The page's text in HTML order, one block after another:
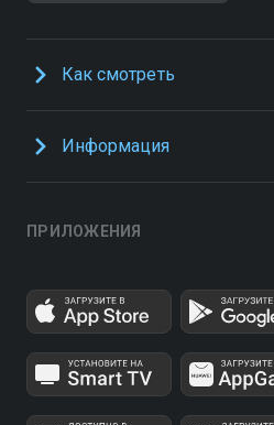
Как смотреть
Информация
ПРИЛОЖЕНИЯ